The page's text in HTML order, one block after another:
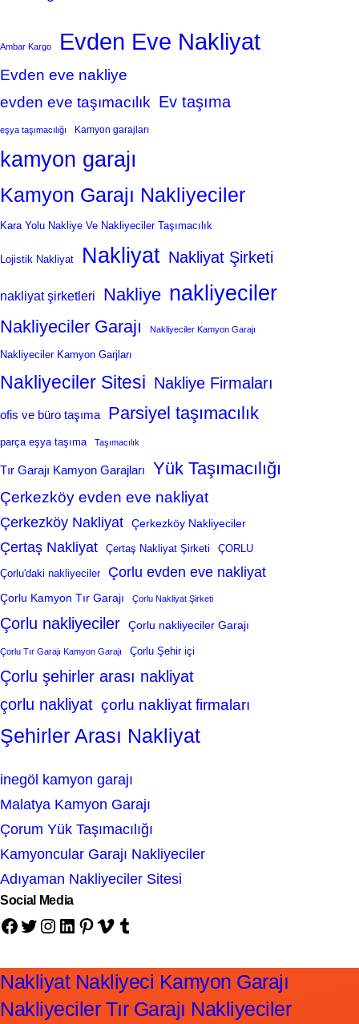
Ambar Kargo Evden Eve Nakliyat
Evden eve nakliye
evden eve taşımacılık Ev taşıma
eşya taşımacılığı Kamyon garajları
kamyon garajı
Kamyon Garajı Nakliyeciler
Kara Yolu Nakliye Ve Nakliyeciler Taşımacılık
Lojistik Nakliyat Nakliyat Nakliyat Şirketi
nakliyat şirketleri Nakliye nakliyeciler
Nakliyeciler Garajı Nakliyeciler Kamyon Garajı
Nakliyeciler Kamyon Garjları
Nakliyeciler Sitesi Nakliye Firmaları
ofis ve büro taşıma Parsiyel taşımacılık
parça eşya taşıma Taşımacılık
Tır Garajı Kamyon Garajları Yük Taşımacılığı
Çerkezköy evden eve nakliyat
Çerkezköy Nakliyat Çerkezköy Nakliyeciler
Çertaş Nakliyat Çertaş Nakliyat Şirketi ÇORLU
Çorlu'daki nakliyeciler Çorlu evden eve nakliyat
Çorlu Kamyon Tır Garajı Çorlu Nakliyat Şirketi
Çorlu nakliyeciler Çorlu nakliyeciler Garajı
Çorlu Tır Garajı Kamyon Garajı Çorlu Şehir içi
Çorlu şehirler arası nakliyat
çorlu nakliyat çorlu nakliyat firmaları
Şehirler Arası Nakliyat
inegöl kamyon garajı
Malatya Kamyon Garajı
Çorum Yük Taşımacılığı
Kamyoncular Garajı Nakliyeciler
Adıyaman Nakliyeciler Sitesi
Social Media
Facebook Twitter Instagram LinkedIn Pinterest Vimeo Tumblr
Nakliyat Nakliyeci Kamyon Garajı
Nakliyeciler Tır Garajı Nakliyeciler